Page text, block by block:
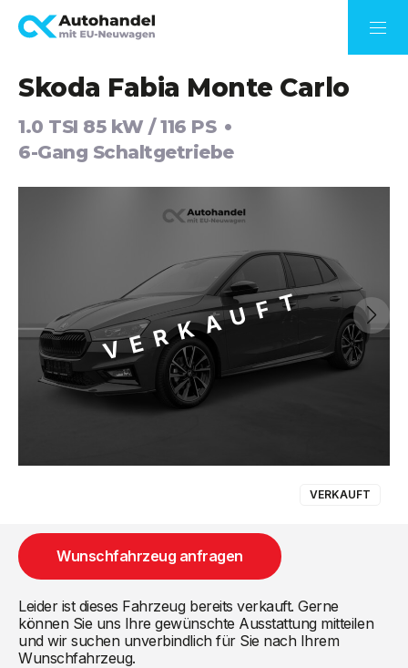
Skoda Fabia Monte Carlo
1.0 TSI 85 kW / 116 PS
6-Gang Schaltgetriebe
VERKAUFT
VERKAUFT
Wunschfahrzeug anfragen
Leider ist dieses Fahrzeug bereits verkauft. Gerne
können Sie uns Ihre gewünschte Ausstattung mitteilen
und wir suchen unverbindlich für Sie nach Ihrem
Wunschfahrzeug.